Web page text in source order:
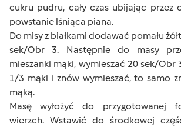
cukru pudru, cały czas ubijając przez
powstanie lśniąca piana.
Do misy z białkami dodawać pomału
sek/Obr 3. Następnie do masy
mieszanki mąki, wymieszać 20 sek/Obr
1/3 mąki i znów wymieszać, to samo
mąką.
Masę wyłożyć do przygotowanej
wierzch. Wstawić do środkowej